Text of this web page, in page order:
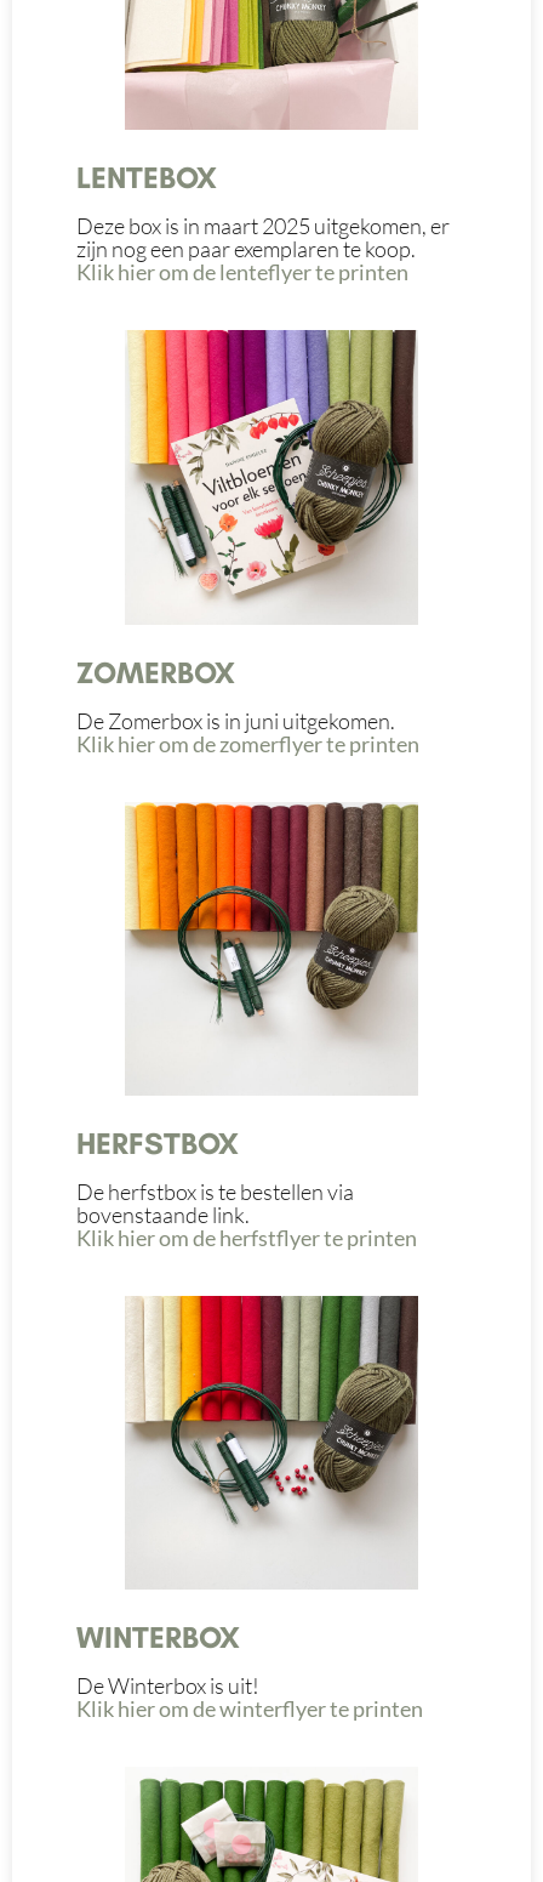
LENTEBOX
Deze box is in maart 2025 uitgekomen, er
zijn nog een paar exemplaren te koop.
Klik hier om de lenteflyer te printen
ZOMERBOX
De Zomerbox is in juni uitgekomen.
Klik hier om de zomerflyer te printen
HERFSTBOX
De herfstbox is te bestellen via
bovenstaande link.
Klik hier om de herfstflyer te printen
WINTERBOX
De Winterbox is uit!
Klik hier om de winterflyer te printen